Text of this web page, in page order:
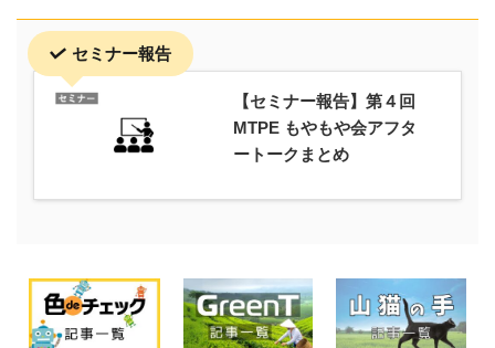
セミナー報告
【セミナー報告】第４回
MTPE もやもや会アフタ
ートークまとめ